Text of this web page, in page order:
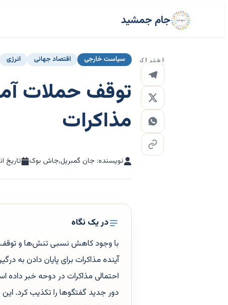
جام جمشید
اشتراک سیاست خارجی اقتصاد جهانی انرژی
توقف حملات
مذاکرات
نویسنده: جان گمبریل,جاش بوک تاریخ
در یک نگاه
با وجود کاهش نسبی تنش‌ها و توقف
آینده مذاکرات برای پایان دادن به
احتمالی مذاکرات در دوحه خبر داده
دور جدید گفتگوها را تکذیب کرد.